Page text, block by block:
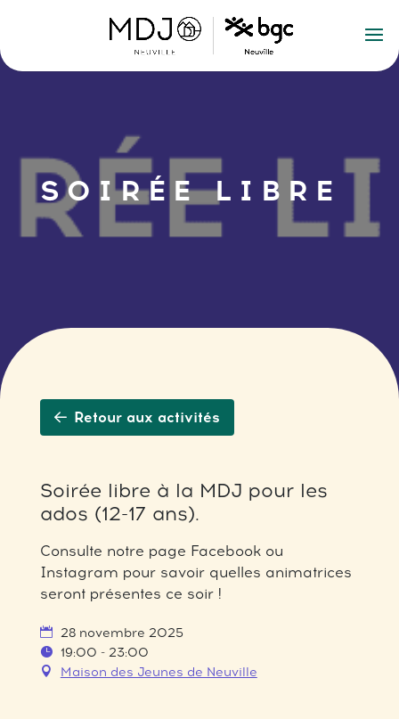
SOIRÉE LIBRE
Retour aux activités
Soirée libre à la MDJ pour les
ados (12-17 ans).
Consulte notre page Facebook ou
Instagram pour savoir quelles animatrices
seront présentes ce soir !
28 novembre 2025
19:00 - 23:00
Maison des Jeunes de Neuville